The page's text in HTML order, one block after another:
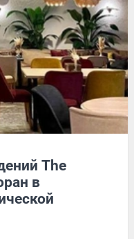
The
в